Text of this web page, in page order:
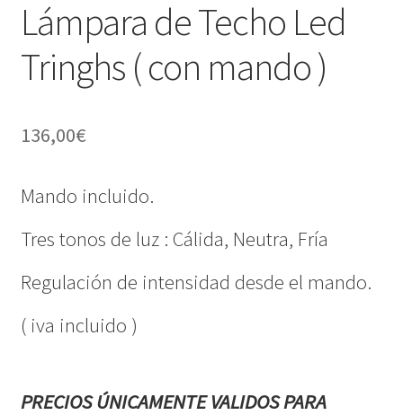
Lámpara de Techo Led
Tringhs ( con mando )
136,00€
Mando incluido.
Tres tonos de luz : Cálida, Neutra, Fría
Regulación de intensidad desde el mando.
( iva incluido )
PRECIOS ÚNICAMENTE VALIDOS PARA